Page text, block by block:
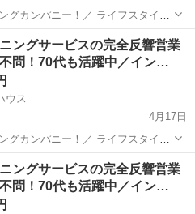
ー！／ ライフスタイル
“ハウスクリーニング”需要が急速
ハウスクリーニング市場のパイオ
ングサービスの完全反響営業
問！70代も活躍中／イン…
ウス
4月17日
ー！／ ライフスタイル
“ハウスクリーニング”需要が急速
ハウスクリーニング市場のパイオ
ングサービスの完全反響営業
問！70代も活躍中／イン…